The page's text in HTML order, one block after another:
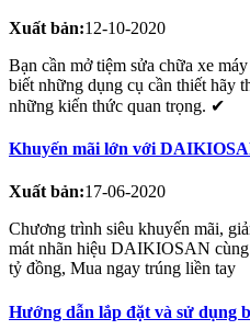
Xuất bản:12-10-2020
Bạn cần mở tiệm sửa chữa xe
biết những dụng cụ cần thiết hãy
những kiến thức quan trọng. ✔
Khuyến mãi lớn với
Xuất bản:17-06-2020
Chương trình siêu khuyến mãi,
mát nhãn hiệu DAIKIOSAN
tỷ đồng, Mua ngay trúng liền tay
Hướng dẫn lắp đặt và sử dụng